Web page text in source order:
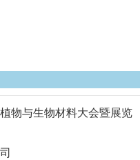
物与生物材料大会暨展览